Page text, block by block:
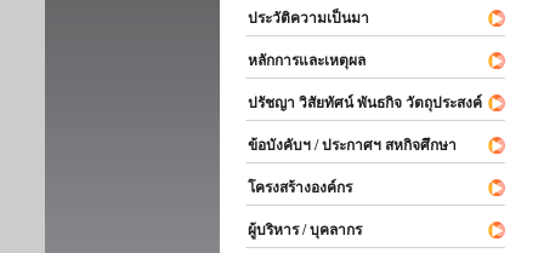
ประวัติความเป็นมา
หลักการและเหตุผล
ปรัชญา วิสัยทัศน์ พันธกิจ วัตถุประสงค์
ข้อบังคับฯ / ประกาศฯ สหกิจศึกษา
โครงสร้างองค์กร
ผู้บริหาร / บุคลากร